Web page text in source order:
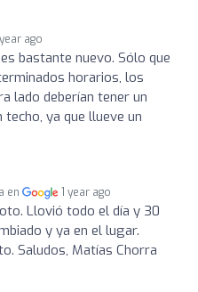
ago
bastante nuevo. Sólo que
horarios, los
lado deberían tener un
ya que llueve un
en 1 year ago
Llovió todo el día y 30
y ya en el lugar.
Saludos, Matías Chorra